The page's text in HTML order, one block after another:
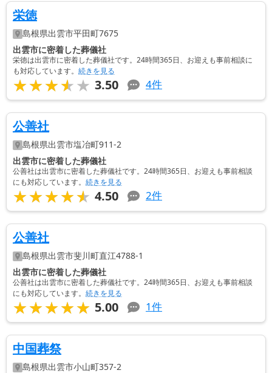
栄徳
島根県出雲市平田町7675
出雲市に密着した葬儀社
栄徳は出雲市に密着した葬儀社です。24時間365日、お迎えも事前相談に
も対応しています。 続きを見る
★★★★★
★★★★★ 3.50 4件
公善社
島根県出雲市塩冶町911-2
出雲市に密着した葬儀社
公善社は出雲市に密着した葬儀社です。24時間365日、お迎えも事前相談
にも対応しています。 続きを見る
★★★★★
★★★★★ 4.50 2件
公善社
島根県出雲市斐川町直江4788-1
出雲市に密着した葬儀社
公善社は出雲市に密着した葬儀社です。24時間365日、お迎えも事前相談
にも対応しています。 続きを見る
★★★★★
★★★★★ 5.00 1件
中国葬祭
島根県出雲市小山町357-2